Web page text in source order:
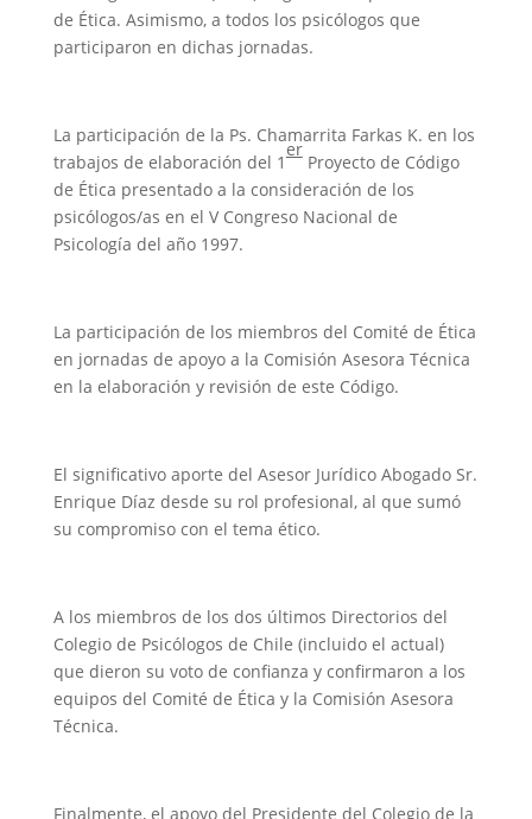
de Ética. Asimismo, a todos los psicólogos que
participaron en dichas jornadas.
La participación de la Ps. Chamarrita Farkas K. en los
trabajos de elaboración del 1
er
Proyecto de Código
de Ética presentado a la consideración de los
psicólogos/as en el V Congreso Nacional de
Psicología del año 1997.
La participación de los miembros del Comité de Ética
en jornadas de apoyo a la Comisión Asesora Técnica
en la elaboración y revisión de este Código.
El significativo aporte del Asesor Jurídico Abogado Sr.
Enrique Díaz desde su rol profesional, al que sumó
su compromiso con el tema ético.
A los miembros de los dos últimos Directorios del
Colegio de Psicólogos de Chile (incluido el actual)
que dieron su voto de confianza y confirmaron a los
equipos del Comité de Ética y la Comisión Asesora
Técnica.
Finalmente, el apoyo del Presidente del Colegio de la